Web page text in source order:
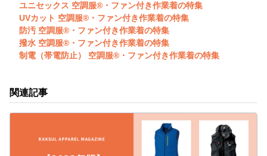
ユニセックス 空調服®・ファン付き作業着の特集
UVカット 空調服®・ファン付き作業着の特集
防汚 空調服®・ファン付き作業着の特集
撥水 空調服®・ファン付き作業着の特集
制電（帯電防止） 空調服®・ファン付き作業着の特集
関連記事